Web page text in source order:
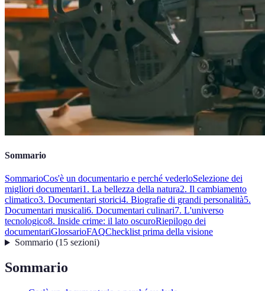
Sommario
SommarioCos'è un documentario e perché vederloSelezione dei
migliori documentari1. La bellezza della natura2. Il cambiamento
climatico3. Documentari storici4. Biografie di grandi personalità5.
Documentari musicali6. Documentari culinari7. L'universo
tecnologico8. Inside crime: il lato oscuroRiepilogo dei
documentariGlossarioFAQChecklist prima della visione
Sommario(15 sezioni)
Sommario